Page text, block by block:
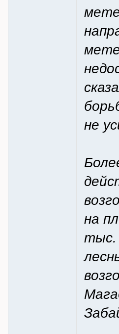
не
на
тыс.